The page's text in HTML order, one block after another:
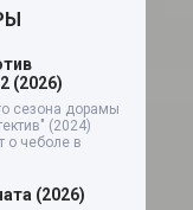
(2026)
сезона дорамы
(2024)
о чеболе в
(2026)